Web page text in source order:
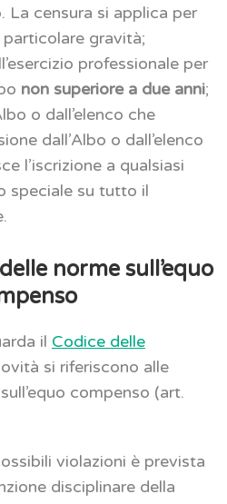
La censura si applica per
gravità;
professionale per
non superiore a due anni;
o dall’elenco che
dall’Albo o dall’elenco
l’iscrizione a qualsiasi
speciale su tutto il
norme sull’equo
il Codice delle
si riferiscono alle
compenso (art.
violazioni è prevista
disciplinare della